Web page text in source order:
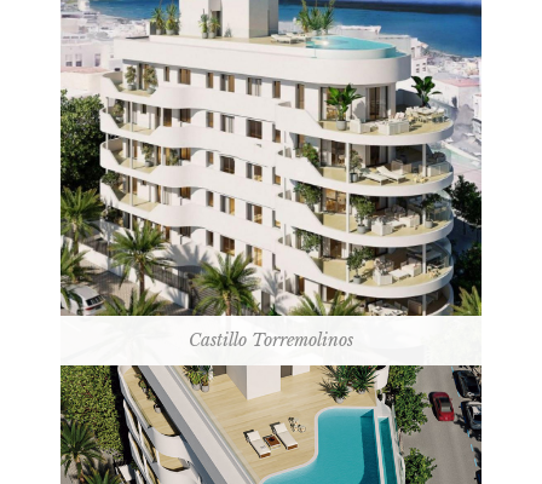
Castillo Torremolinos